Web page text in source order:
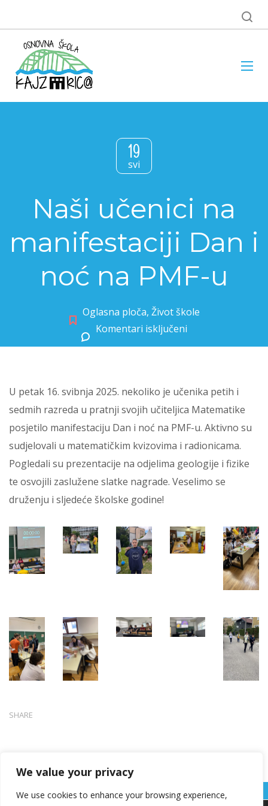
We value your privacy
We use cookies to enhance your browsing experience,
19
svi
Naši učenici na
manifestaciji Dan i
noć na PMF-u
Oglasna ploča, Život škole
Komentari isključeni
U petak 16. svibnja 2025. nekoliko je učenika petih i
sedmih razreda u pratnji svojih učiteljica Matematike
posjetilo manifestaciju Dan i noć na PMF-u. Aktivno su
sudjelovali u matematičkim kvizovima i radionicama.
Pogledali su prezentacije na odjelima geologije i fizike
te osvojili zaslužene slatke nagrade. Veselimo se
druženju i sljedeće školske godine!
SHARE